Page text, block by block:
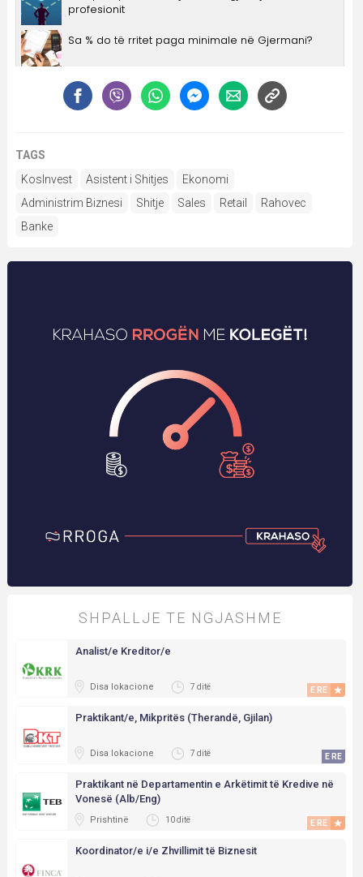
TAGS
KosInvest
Asistent i Shitjes
Ekonomi
Administrim Biznesi
Shitje Sales Retail
Rahovec
Banke
SHPALLJE TE NGJASHME
Analist/e Kreditor/e
Disa lokacione 7 ditë E RE
Praktikant/e, Mikpritës (Therandë, Gjilan)
Disa lokacione 7 ditë E RE
Praktikant në Departamentin e Arkëtimit të Kredive në
Vonesë (Alb/Eng)
Prishtinë 10 ditë E RE
Koordinator/e i/e Zhvillimit të Biznesit